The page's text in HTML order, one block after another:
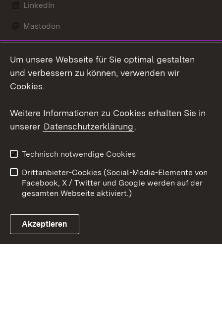
LinkedIn
Mastodon
X / Twitter
Youtube
Link zum Landesportal
Kontakt
Datenschutz
Barrierefreiheit
Impressum Cookies
Um unsere Webseite für Sie optimal gestalten
und verbessern zu können, verwenden wir
Cookies.
Weitere Informationen zu Cookies erhalten Sie in
unserer Datenschutzerklärung.
Technisch notwendige Cookies
Drittanbieter-Cookies (Social-Media-Elemente von
Facebook, X / Twitter und Google werden auf der
gesamten Webseite aktiviert.)
Akzeptieren